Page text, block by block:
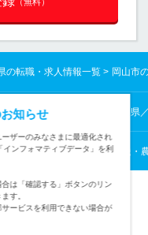
の転職・求人情報一覧 岡山市
の転職・求人情報一覧 岡山県
ら探す 技能工・設備・配送・
知らせ
ザーのみなさまに最適化され
ンフォマティブデータ」を利
は「確認する」ボタンのリン
す。
ービスを利用できない場合が